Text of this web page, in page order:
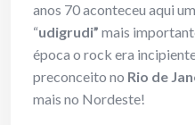
anos 70 aconteceu aqui
“udigrudi” mais
época o rock era
preconceito no Rio de
mais no Nordeste!